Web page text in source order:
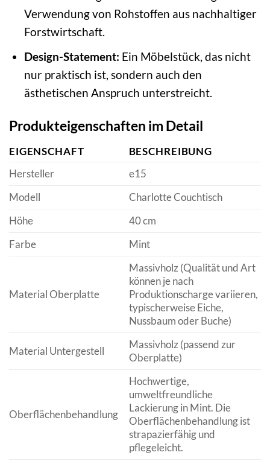
Verwendung von Rohstoffen aus nachhaltiger
Forstwirtschaft.
Design-Statement: Ein Möbelstück, das nicht
nur praktisch ist, sondern auch den
ästhetischen Anspruch unterstreicht.
Produkteigenschaften im Detail
EIGENSCHAFT
BESCHREIBUNG
Hersteller
e15
Modell
Charlotte Couchtisch
Höhe
40 cm
Farbe
Mint
Material Oberplatte
Massivholz (Qualität und Art
können je nach
Produktionscharge variieren,
typischerweise Eiche,
Nussbaum oder Buche)
Material Untergestell
Massivholz (passend zur
Oberplatte)
Oberflächenbehandlung
Hochwertige,
umweltfreundliche
Lackierung in Mint. Die
Oberflächenbehandlung ist
strapazierfähig und
pflegeleicht.